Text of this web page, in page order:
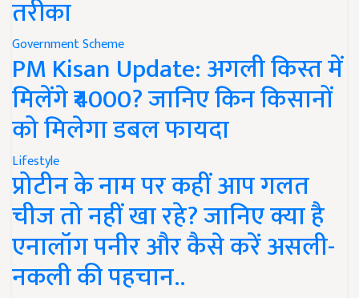
तरीका
Government Scheme
PM Kisan Update: अगली किस्त में
मिलेंगे ₹4000? जानिए किन किसानों
को मिलेगा डबल फायदा
Lifestyle
प्रोटीन के नाम पर कहीं आप गलत
चीज तो नहीं खा रहे? जानिए क्या है
एनालॉग पनीर और कैसे करें असली-
नकली की पहचान..